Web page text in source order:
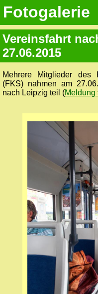
Fotogalerie
Vereinsfahrt
27.06.2015
Mehrere Mitglieder des
(FKS) nahmen am
nach Leipzig teil (Meldung